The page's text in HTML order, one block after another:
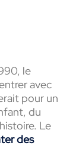
le
avec
pour un
du
Le
des